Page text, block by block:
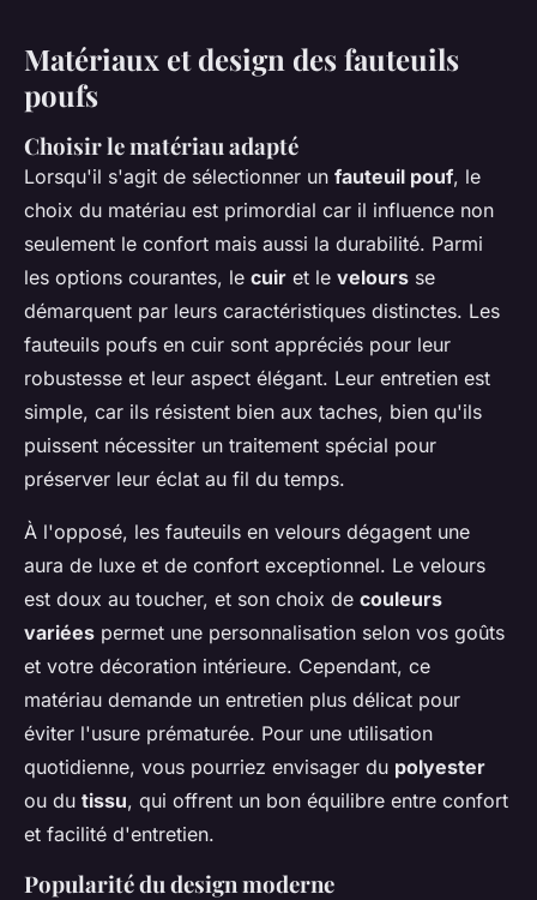
Matériaux et design des fauteuils
poufs
Choisir le matériau adapté
Lorsqu'il s'agit de sélectionner un fauteuil pouf, le
choix du matériau est primordial car il influence non
seulement le confort mais aussi la durabilité. Parmi
les options courantes, le cuir et le velours se
démarquent par leurs caractéristiques distinctes. Les
fauteuils poufs en cuir sont appréciés pour leur
robustesse et leur aspect élégant. Leur entretien est
simple, car ils résistent bien aux taches, bien qu'ils
puissent nécessiter un traitement spécial pour
préserver leur éclat au fil du temps.
À l'opposé, les fauteuils en velours dégagent une
aura de luxe et de confort exceptionnel. Le velours
est doux au toucher, et son choix de couleurs
variées permet une personnalisation selon vos goûts
et votre décoration intérieure. Cependant, ce
matériau demande un entretien plus délicat pour
éviter l'usure prématurée. Pour une utilisation
quotidienne, vous pourriez envisager du polyester
ou du tissu, qui offrent un bon équilibre entre confort
et facilité d'entretien.
Popularité du design moderne